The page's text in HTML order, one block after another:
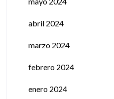
abril 2024
marzo 2024
febrero 2024
enero 2024